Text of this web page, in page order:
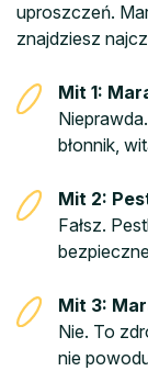
uproszczeń.
znajdziesz
Mit 1:
błonnik,
Mit 2:
Fałsz.
Mit 3:
Nie. To
nie